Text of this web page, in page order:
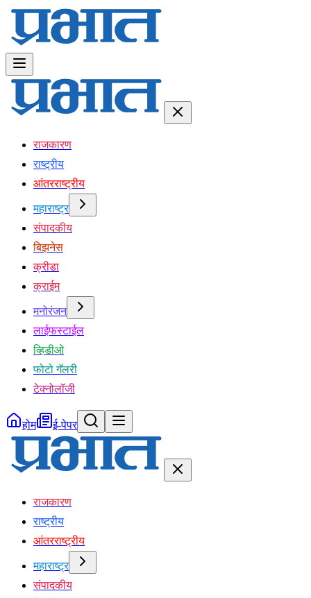
राजकारण
राष्ट्रीय
आंतरराष्ट्रीय
महाराष्ट्र
संपादकीय
बिझनेस
क्रीडा
क्राईम
मनोरंजन
लाईफस्टाईल
व्हिडीओ
फोटो गॅलरी
टेक्नोलॉजी
होम ई-पेपर
राजकारण
राष्ट्रीय
आंतरराष्ट्रीय
महाराष्ट्र
संपादकीय